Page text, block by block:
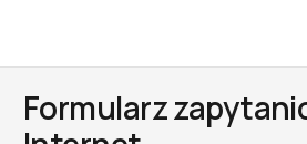
Formularz